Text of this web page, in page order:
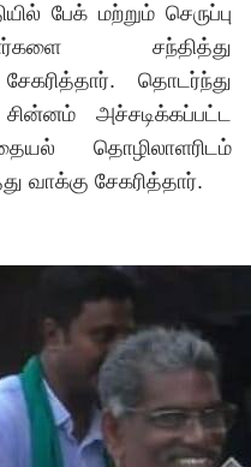
பேக் மற்றும் செருப்பு
சந்தித்து
தொடர்ந்து
அச்சடிக்கப்பட்ட
தொழிலாளரிடம்
வாக்கு சேகரித்தார்.